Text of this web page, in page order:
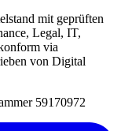
mit geprüften
Legal, IT,
via
von Digital
59170972